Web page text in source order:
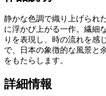
静かな色調で織り上げられ
に浮かび上がる一作。繊細
りを表現し、時の流れを感
で、日本の象徴的な風景と
をもたらします。
詳細情報